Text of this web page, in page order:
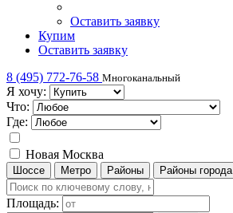
Оставить заявку
Купим
Оставить заявку
8 (495) 772-76-58 Многоканальный
Я хочу:
Что:
Где:
Новая Москва
Шоссе Метро Районы Районы города
Площадь: